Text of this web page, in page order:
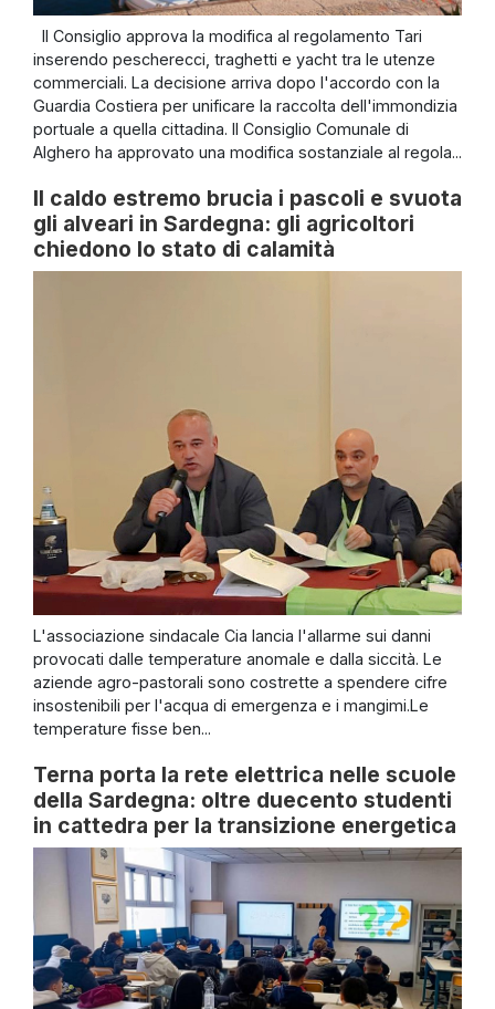
Il Consiglio approva la modifica al regolamento Tari
inserendo pescherecci, traghetti e yacht tra le utenze
commerciali. La decisione arriva dopo l'accordo con la
Guardia Costiera per unificare la raccolta dell'immondizia
portuale a quella cittadina. Il Consiglio Comunale di
Alghero ha approvato una modifica sostanziale al regola...
Il caldo estremo brucia i pascoli e svuota
gli alveari in Sardegna: gli agricoltori
chiedono lo stato di calamità
L'associazione sindacale Cia lancia l'allarme sui danni
provocati dalle temperature anomale e dalla siccità. Le
aziende agro-pastorali sono costrette a spendere cifre
insostenibili per l'acqua di emergenza e i mangimi.Le
temperature fisse ben...
Terna porta la rete elettrica nelle scuole
della Sardegna: oltre duecento studenti
in cattedra per la transizione energetica